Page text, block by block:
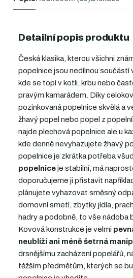
Detailní popis produktu
Česká klasika, kterou všichni
popelnice jsou nedílnou součástí
kde se topí v kotli, krbu nebo
pravým kamarádem. Díky
pozinkovaná popelnice skvělá a
žhavý popel nebo popel z
najde plechová popelnice ale u
kde denně nevyhazujete žhavý
popelnice je zkrátka potřeba
popelniceje stabilní, má
doporučujeme ji přistavit
plánujete vyhazovat směsný
domovní smetí, zbytky jídla,
hadry a podobně, to vše nádoba
Kovová konstrukce je velmi
neublíží ani méně šetrná
drsnějšímu zacházení popelářů,
těžším předmětům, kterých se